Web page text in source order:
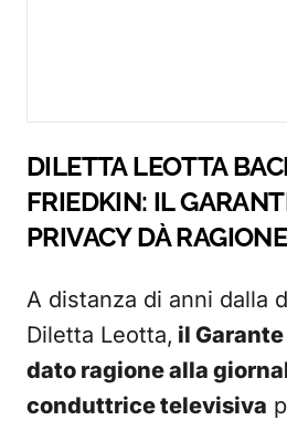
DILETTA LEOTTA
FRIEDKIN: IL
PRIVACY DÀ
A distanza di anni dalla
Diletta Leotta, il
dato ragione alla
conduttrice televisiva